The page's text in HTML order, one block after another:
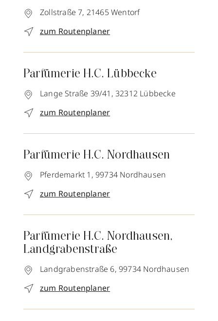
Zollstraße 7, 21465Wentorf
zum Routenplaner
Parfümerie H.C. Lübbecke
Lange Straße 39/41, 32312 Lübbecke
zum Routenplaner
Parfümerie H.C. Nordhausen
Pferdemarkt 1, 99734 Nordhausen
zum Routenplaner
Parfümerie H.C. Nordhausen,
Landgrabenstraße
Landgrabenstraße 6, 99734 Nordhausen
zum Routenplaner